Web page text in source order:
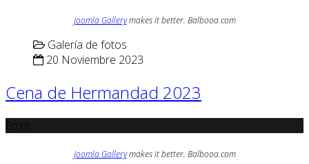
Joomla Gallerymakes it better. Balbooa.com
Galería de fotos
20 Noviembre 2023
Cena de Hermandad 2023
Joomla Gallerymakes it better. Balbooa.com